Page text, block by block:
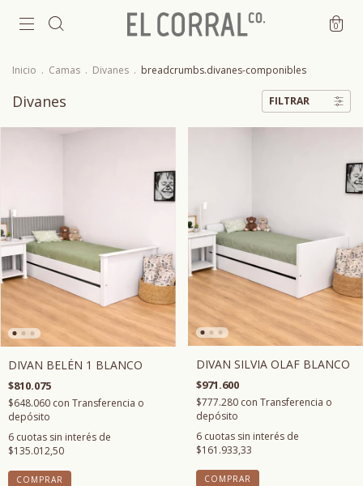
0
Inicio . Camas . Divanes . breadcrumbs.divanes-componibles
Divanes FILTRAR
DIVAN BELÉN 1 BLANCO
$810.075
$648.060 con Transferencia o
depósito
6 cuotas sin interés de
$135.012,50
COMPRAR
DIVAN SILVIA OLAF BLANCO
$971.600
$777.280 con Transferencia o
depósito
6 cuotas sin interés de
$161.933,33
COMPRAR